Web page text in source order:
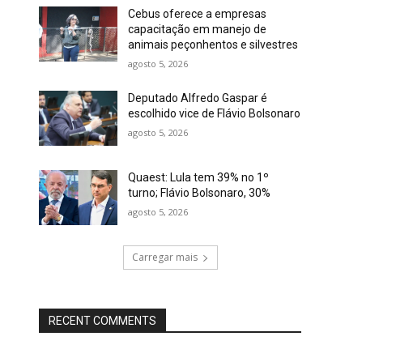
Cebus oferece a empresas
capacitação em manejo de
animais peçonhentos e silvestres
agosto 5, 2026
Deputado Alfredo Gaspar é
escolhido vice de Flávio Bolsonaro
agosto 5, 2026
Quaest: Lula tem 39% no 1º
turno; Flávio Bolsonaro, 30%
agosto 5, 2026
Carregar mais
RECENT COMMENTS